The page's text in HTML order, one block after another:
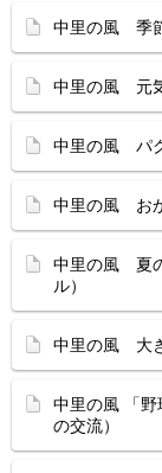
中里の風 季
中里の風 元
中里の風 パ
中里の風 お
中里の風 夏
ル）
中里の風 大
中里の風 「野
の交流）